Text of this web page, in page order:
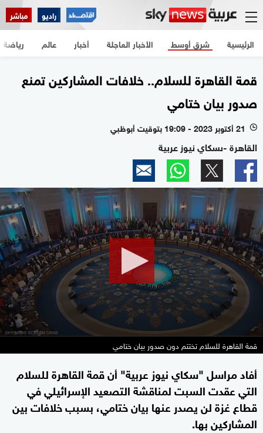
راديو مباشر
الرئيسية الأخبار العاجلة أخبار شرق أوسط عالم رياضة
قمة القاهرة للسلام.. خلافات المشاركين تمنع
صدور بيان ختامي
l 21 أكتوبر 2023 - 19:09 بتوقيت أبوظبي
القاهرة -ىسكاي نيوز عربية
0
seconds
of
2
minutes,
49
seconds
قمة القاهرة للسلام تختتم دون صدور بيان ختامي
أفاد مراسل "سكاي نيوز عربية" أن قمة القاهرة للسلام
التي عقدت السبت لمناقشة التصعيد الإسرائيلي في
قطاع غزة لن يصدر عنها بيان ختامي، بسبب خلافات بين
المشاركين بها.